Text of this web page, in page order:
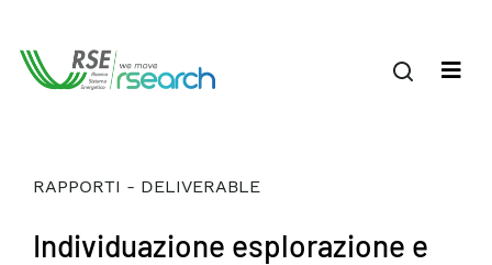
RAPPORTI - DELIVERABLE
Individuazione esplorazione e